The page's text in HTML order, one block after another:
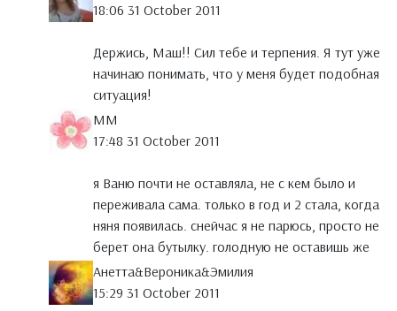
18:06 31 October 2011
Держись, Маш!! Сил тебе и терпения. Я тут уже
начинаю понимать, что у меня будет подобная
ситуация!
MM
17:48 31 October 2011
я Ваню почти не оставляла, не с кем было и
переживала сама. только в год и 2 стала, когда
няня появилась. снейчас я не парюсь, просто не
берет она бутылку. голодную не оставишь же
Анетта&Вероника&Эмилия
15:29 31 October 2011